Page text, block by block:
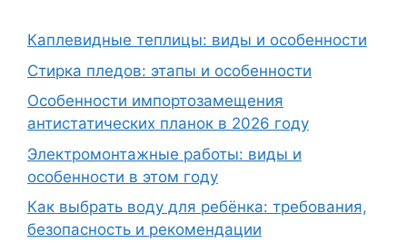
Каплевидные теплицы: виды и особенности
Стирка пледов: этапы и особенности
Особенности импортозамещения
антистатических планок в 2026 году
Электромонтажные работы: виды и
особенности в этом году
Как выбрать воду для ребёнка: требования,
безопасность и рекомендации